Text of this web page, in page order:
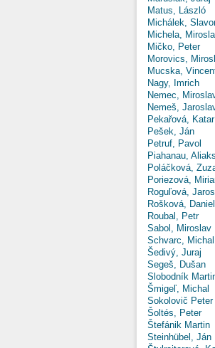
Matus, László
Michálek,
Michela,
Mičko, Peter
Morovics,
Mucska,
Nagy, Imrich
Nemec,
Nemeš,
Pekařová,
Pešek, Ján
Petruf, Pavol
Piahanau,
Poláčková,
Poriezová,
Roguľová,
Rošková,
Roubal, Petr
Sabol, Miroslav
Schvarc, Michal
Šedivý, Juraj
Segeš, Dušan
Slobodník
Šmigeľ, Michal
Sokolovič Peter
Šoltés, Peter
Štefánik Martin
Steinhübel, Ján